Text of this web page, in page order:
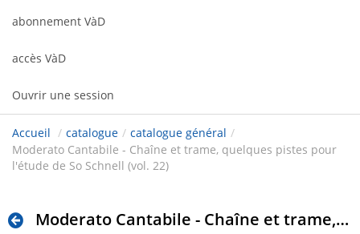
abonnement VàD
accès VàD
Ouvrir une session
Accueil / catalogue / catalogue général /
Moderato Cantabile - Chaîne et trame, quelques pistes pour
l'étude de So Schnell (vol. 22)
Moderato Cantabile - Chaîne et trame, quelques pistes pour l'étude de So Schnell (vol. 22)